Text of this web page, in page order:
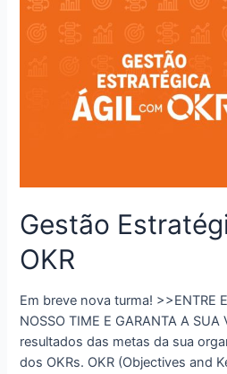
Gestão
OKR
Em breve nova turma! >>ENTRE
NOSSO TIME E GARANTA A
resultados das metas da sua
dos OKRs. OKR (Objectives and